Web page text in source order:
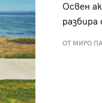
Освен
разбира
ОТ МИРО